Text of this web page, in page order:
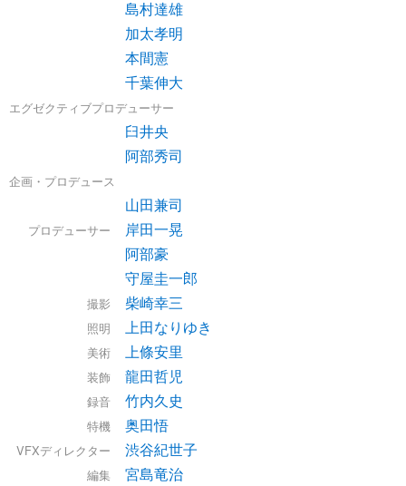
島村達雄
加太孝明
本間憲
千葉伸大
エグゼクティブプロデューサー
臼井央
阿部秀司
企画・プロデュース
山田兼司
プロデューサー
岸田一晃
阿部豪
守屋圭一郎
撮影 柴崎幸三
照明 上田なりゆき
美術 上條安里
装飾 龍田哲児
録音 竹内久史
特機 奥田悟
VFXディレクター 渋谷紀世子
編集 宮島竜治